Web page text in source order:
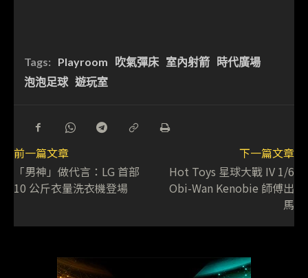
Tags: Playroom 吹氣彈床 室內射箭
時代廣場
泡泡足球 遊玩室
前一篇文章
「男神」做代言：LG 首部
10 公斤衣量洗衣機登場
下一篇文章
Hot Toys 星球大戰 IV 1/6
Obi-Wan Kenobie 師傅出
馬